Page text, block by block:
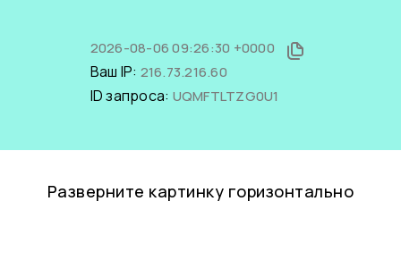
2026-08-06 09:26:30 +0000
Ваш IP: 216.73.216.60
ID запроса: UQMFTLTZG0U1
Разверните картинку горизонтально